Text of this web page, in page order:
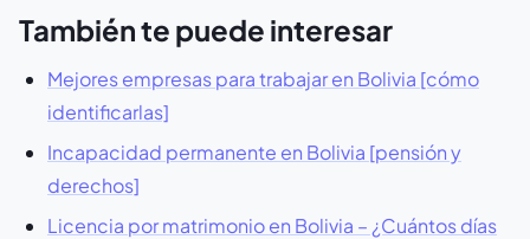
También te puede interesar
Mejores empresas para trabajar en Bolivia [cómo
identificarlas]
Incapacidad permanente en Bolivia [pensión y
derechos]
Licencia por matrimonio en Bolivia – ¿Cuántos días